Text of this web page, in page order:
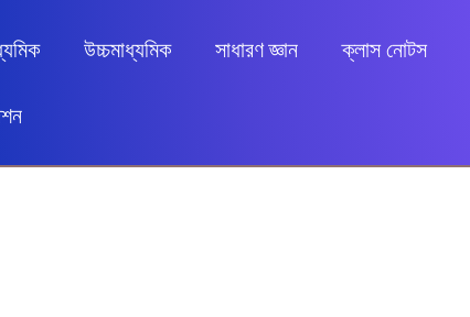
উচ্চমাধ্যমিক সাধারণ জ্ঞান ক্লাস নোটস